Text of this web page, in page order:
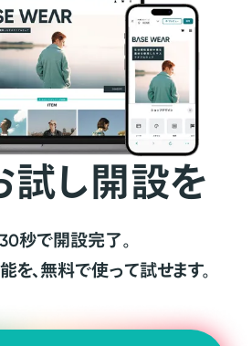
試し開設を
秒で開設完了。
を、無料で使って試せます。